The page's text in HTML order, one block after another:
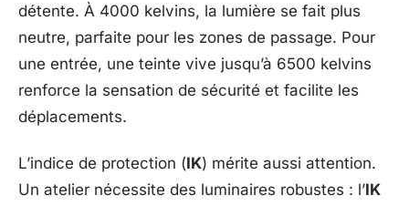
détente. À 4000 kelvins, la lumière se fait plus
neutre, parfaite pour les zones de passage. Pour
une entrée, une teinte vive jusqu’à 6500 kelvins
renforce la sensation de sécurité et facilite les
déplacements.
L’indice de protection (IK) mérite aussi attention.
Un atelier nécessite des luminaires robustes : l’IK